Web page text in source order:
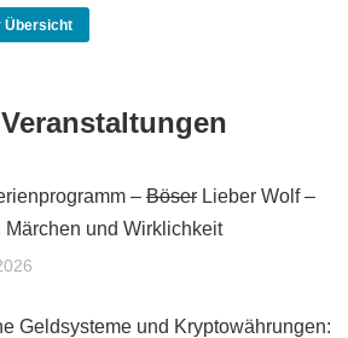
Übersicht
– Böser Lieber Wolf –
Märchen und Wirklichkeit
Geldsysteme und Kryptowährungen: